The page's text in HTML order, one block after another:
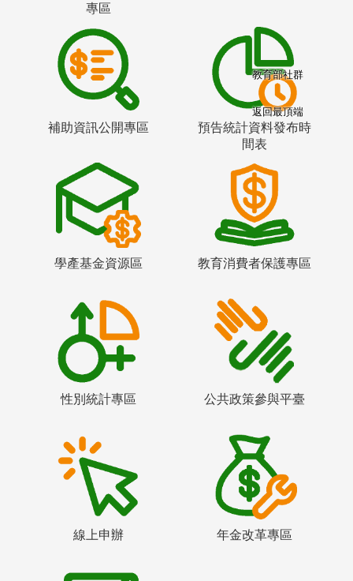
專區
補助資訊公開專區
預告統計資料發布時
間表
學產基金資源區 教育消費者保護專區
性別統計專區 公共政策參與平臺
線上申辦 年金改革專區
教育部社群
返回最頂端